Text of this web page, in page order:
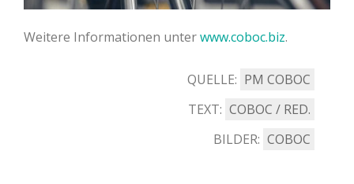
Weitere Informationen unterwww.coboc.biz.
QUELLE: PM COBOC
TEXT: COBOC / RED.
BILDER: COBOC